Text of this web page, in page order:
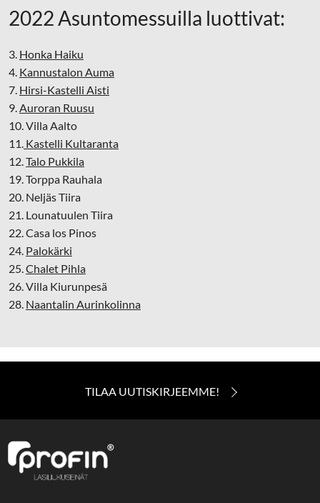
2022 Asuntomessuilla luottivat:
3. Honka Haiku
4. Kannustalon Auma
7. Hirsi-Kastelli Aisti
9.Auroran Ruusu
10. Villa Aalto
11. Kastelli Kultaranta
12.Talo Pukkila
19. Torppa Rauhala
20. Neljäs Tiira
21. Lounatuulen Tiira
22. Casa los Pinos
24. Palokärki
25.Chalet Pihla
26. Villa Kiurunpesä
28. Naantalin Aurinkolinna
TILAA UUTISKIRJEEMME!